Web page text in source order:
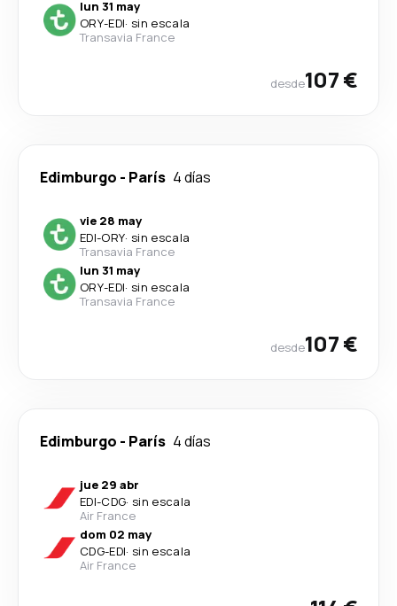
lun 31 may
ORY-EDI· sin escala
Transavia France
desde107 €
Edimburgo - París 4 días
vie 28 may
EDI-ORY· sin escala
Transavia France
lun 31 may
ORY-EDI· sin escala
Transavia France
desde107 €
Edimburgo - París 4 días
jue 29 abr
EDI-CDG· sin escala
Air France
dom 02 may
CDG-EDI· sin escala
Air France